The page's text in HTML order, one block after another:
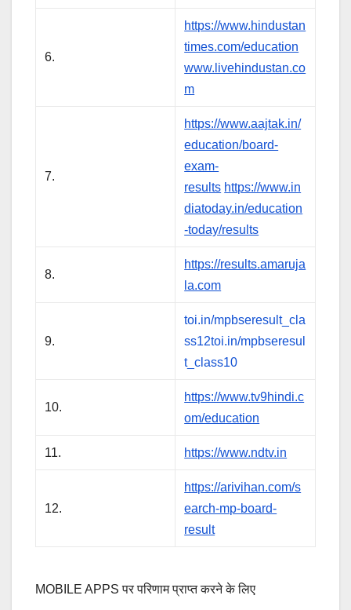
6.
https://www.hindustan
times.com/education
www.livehindustan.co
m
7.
https://www.aajtak.in/
education/board-
exam-
results https://www.in
diatoday.in/education
-today/results
8.
https://results.amaruja
la.com
9.
toi.in/mpbseresult_cla
ss12toi.in/mpbseresul
t_class10
10.
https://www.tv9hindi.c
om/education
11. https://www.ndtv.in
12.
https://arivihan.com/s
earch-mp-board-
result
MOBILE APPS पर परिणाम प्राप्त करने के लिए